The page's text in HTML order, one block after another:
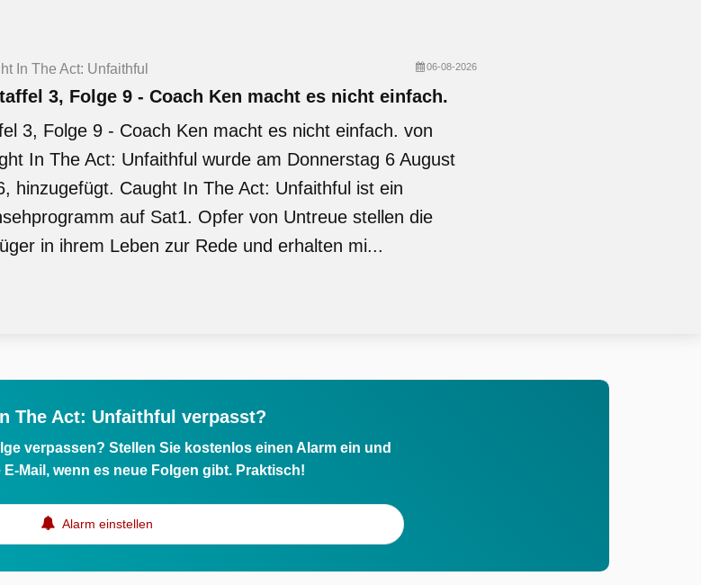
In The Act: Unfaithful 06-08-2026
3, Folge 9 - Coach Ken macht es nicht einfach.
3, Folge 9 - Coach Ken macht es nicht einfach. von
In The Act: Unfaithful wurde am Donnerstag 6 August
hinzugefügt. Caught In The Act: Unfaithful ist ein
auf Sat1. Opfer von Untreue stellen die
in ihrem Leben zur Rede und erhalten mi...
The Act: Unfaithful verpasst?
verpassen? Stellen Sie kostenlos einen Alarm ein und
E-Mail, wenn es neue Folgen gibt. Praktisch!
Alarm einstellen